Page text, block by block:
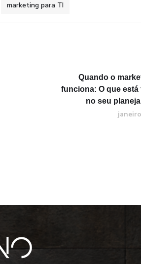
marketing para TI
Quando o
funciona: O que está
no seu